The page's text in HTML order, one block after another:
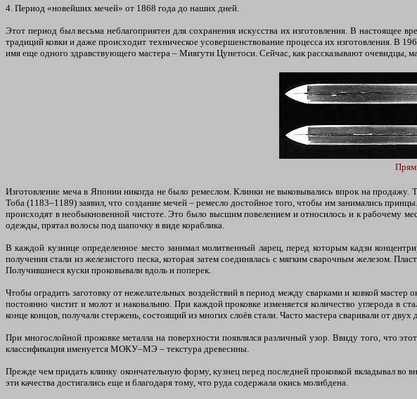
4. Период «новейших мечей» от 1868 года до наших дней.
Этот период был весьма неблагоприятен для сохранения искусства их изготовления. В настоящее
традиций ковки и даже происходит техническое усовершенствование процесса их изготовления.
имя еще одного здравствующего мастера – Миягути Цунетоси. Сейчас, как рассказывают очевидцы,
Изготовление меча в Японии никогда не было ремеслом. Клинки не выковывались впрок на
Тоба (1183–1189) заявил, что создание мечей – ремесло достойное того, чтобы им занимались
происходят в необыкновенной чистоте. Это было высшим повелением и относилось и к рабочему
одежды, прятал волосы под шапочку в виде кораблика.
В каждой кузнице определенное место занимал молитвенный ларец, перед которым кадзи
получения стали из железистого песка, которая затем соединялась с мягким сварочным железом.
Получившиеся куски проковывали вдоль и поперек.
Чтобы оградить заготовку от нежелательных воздействий в период между сварками и ковкой
постоянно чистит и молот и наковальню. При каждой проковке изменяется количество углерода в
конце концов, получали стержень, состоящий из многих слоёв стали. Часто мастера сваривали от
При многослойной проковке металла на поверхности появлялся различный узор. Ввиду того, что
классификация именуется МОКУ–МЭ – текстура древесины.
Прежде чем придать клинку окончательную форму, кузнец перед последней проковкой вкладывал во
эти качества достигались еще и благодаря тому, что руда содержала окись молибдена.